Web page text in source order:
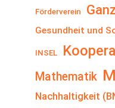
Förderverein
Gesundheit und
INSEL
Mathematik
Nachhaltigkeit